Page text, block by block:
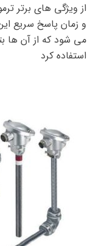
از ویژگی های برتر
و زمان پاسخ سریع
می شود که از آن ها
استفاده کرد